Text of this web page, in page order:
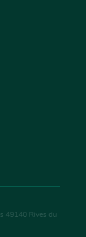
49140 Rives du